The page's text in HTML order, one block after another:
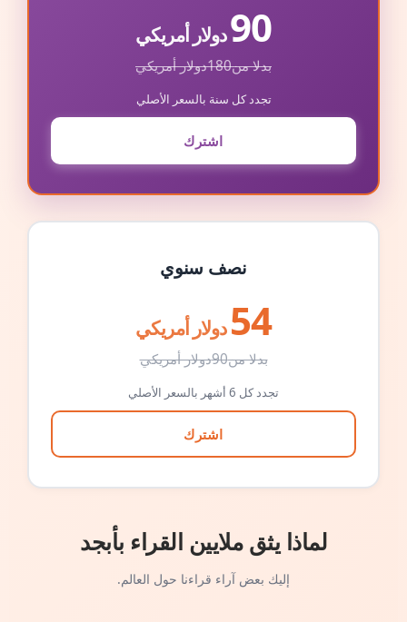
90دولار أمريكي
بدلا من180دولار أمريكي
تجدد كل سنة بالسعر الأصلي
اشترك
نصف سنوي
54 دولار أمريكي
بدلا من90دولار أمريكي
تجدد كل 6 أشهر بالسعر الأصلي
اشترك
لماذا يثق ملايين القراء بأبجد
إليك بعض آراء قراءنا حول العالم.